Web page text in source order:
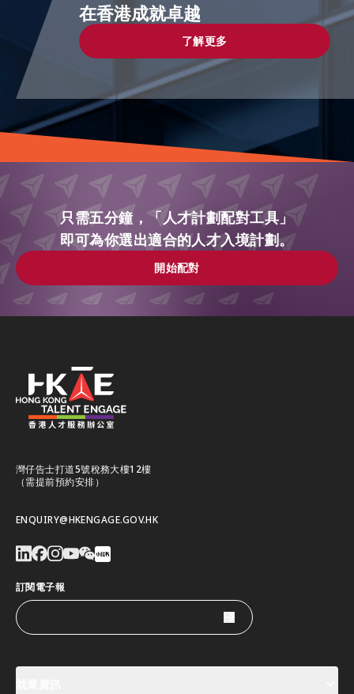
在香港成就卓越
了解更多
了解更多
只需五分鐘，「人才計劃配對工具」
即可為你選出適合的人才入境計劃。
開始配對
開始配對
灣仔告士打道5號稅務大樓12樓
（需提前預約安排）
ENQUIRY@HKENGAGE.GOV.HK
訂閱電子報